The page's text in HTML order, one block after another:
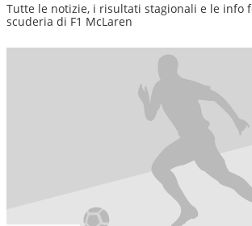
Tutte le notizie, i risultati stagionali e le info
scuderia di F1 McLaren